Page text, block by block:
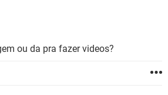
ou da pra fazer videos?